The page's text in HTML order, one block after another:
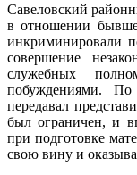
Савеловский
в отношении
инкриминировали
совершение
служебных
побуждениями. По
передавал
был ограничен, и
при подготовке
свою вину и